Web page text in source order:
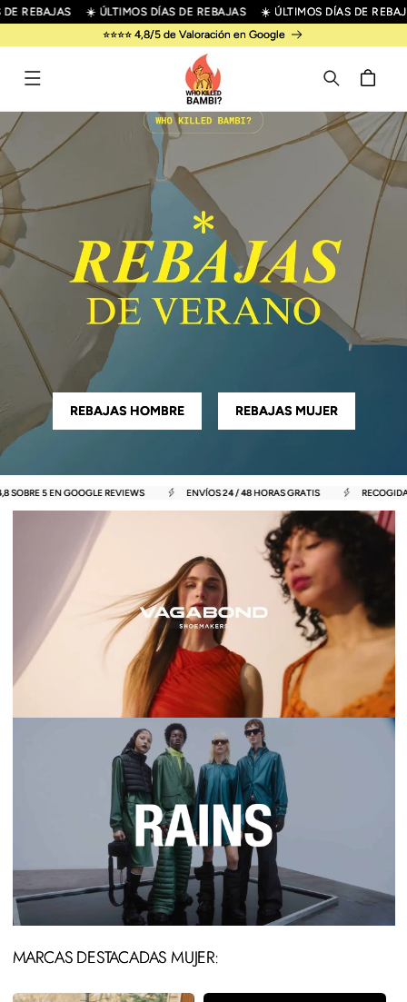
CONTENIDO
REBAJAS ☀️ ÚLTIMOS DÍAS DE REBAJAS
☀️ ÚLTIMOS DÍAS DE
⭐⭐⭐⭐ 4,8/5 de Valoración en Google
Carrito
REBAJAS HOMBRE REBAJAS MUJER
SOBRE 5 EN GOOGLE REVIEWS ENVÍOS 24 / 48 HORAS GRATIS
MARCAS DESTACADAS MUJER: